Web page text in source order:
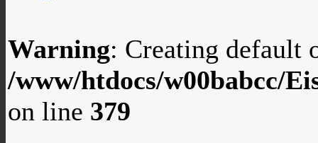
Warning: Creating default
/www/htdocs/w00babcc/
on line 379